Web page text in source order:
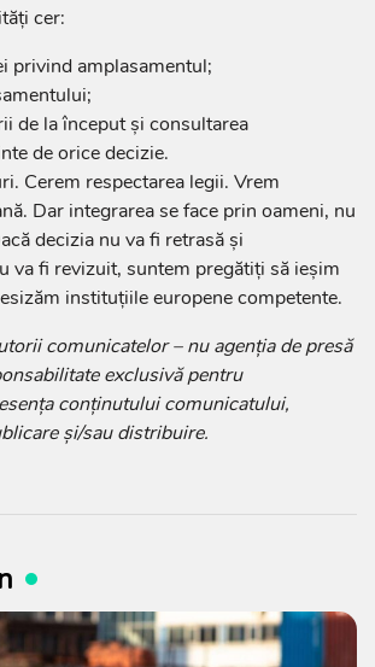
cer:
privind amplasamentul;
de la început și consultarea
de orice decizie.
Cerem respectarea legii. Vrem
Dar integrarea se face prin oameni, nu
decizia nu va fi retrasă și
va fi revizuit, suntem pregătiți să ieșim
instituțiile europene competente.
comunicatelor – nu agenția de presă
exclusivă pentru
conținutului comunicatului,
și/sau distribuire.